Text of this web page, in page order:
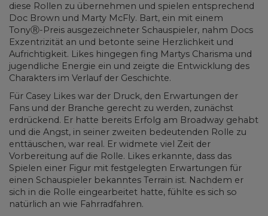
diese Rollen zu übernehmen und spielen entsprechend
Doc Brown und Marty McFly. Bart, ein mit einem
TonyⓇ-Preis ausgezeichneter Schauspieler, nahm Docs
Exzentrizität an und betonte seine Herzlichkeit und
Aufrichtigkeit. Likes hingegen fing Martys Charisma und
jugendliche Energie ein und zeigte die Entwicklung des
Charakters im Verlauf der Geschichte.
Für Casey Likes war der Druck, den Erwartungen der
Fans und der Branche gerecht zu werden, zunächst
erdrückend. Er hatte bereits Erfolg am Broadway gehabt
und die Angst, in seiner zweiten bedeutenden Rolle zu
enttäuschen, war real. Er widmete viel Zeit der
Vorbereitung auf die Rolle. Likes erkannte, dass das
Spielen einer Figur mit festgelegten Erwartungen für
einen Schauspieler bekanntes Terrain ist. Nachdem er
sich in die Rolle eingearbeitet hatte, fühlte es sich so
natürlich an wie Fahrradfahren.